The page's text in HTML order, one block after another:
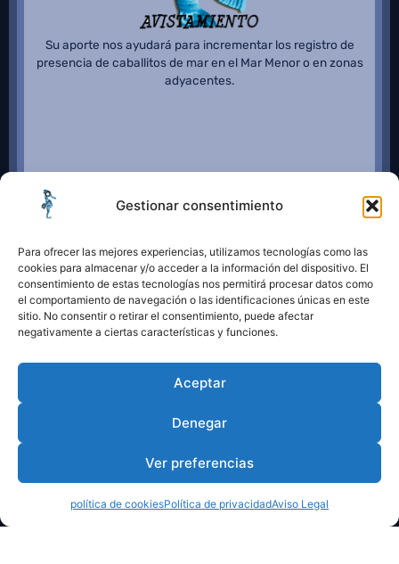
Gestionar consentimiento
Para ofrecer las mejores experiencias, utilizamos tecnologías como las
cookies para almacenar y/o acceder a la información del dispositivo. El
consentimiento de estas tecnologías nos permitirá procesar datos como
el comportamiento de navegación o las identificaciones únicas en este
sitio. No consentir o retirar el consentimiento, puede afectar
negativamente a ciertas características y funciones.
Aceptar
Denegar
Ver preferencias
política de cookiesPolítica de privacidadAviso Legal
Su aporte nos ayudará para incrementar los registro de
presencia de caballitos de mar en el Mar Menor o en zonas
adyacentes.